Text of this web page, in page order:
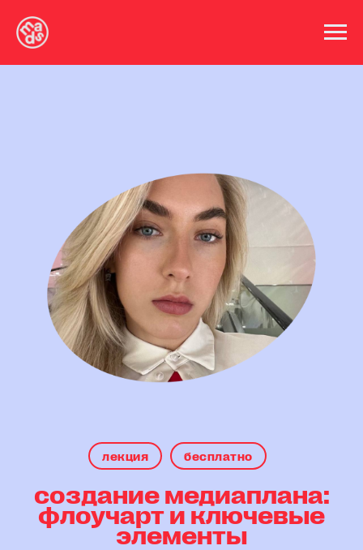
лекция бесплатно
создание медиаплана:
флоучарт и ключевые
элементы